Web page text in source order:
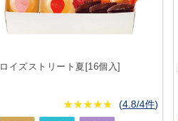
ロイズストリート夏[16個入]
★★★★★
★★★★★ (4.8/4件)